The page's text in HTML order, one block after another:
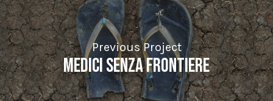
Previous Project
Medici Senza Frontiere